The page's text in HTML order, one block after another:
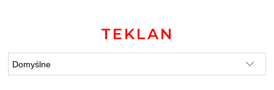
TEKLAN